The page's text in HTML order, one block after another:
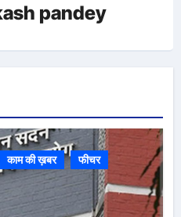
pandey
काम की ख़बर फीचर